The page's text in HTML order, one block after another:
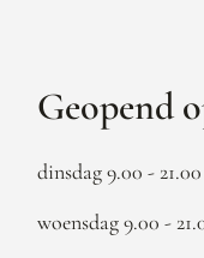
Geopend
dinsdag 9.00 -
woensdag 9.00 -